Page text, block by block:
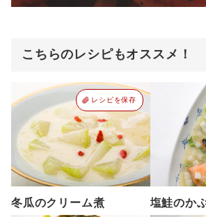
こちらのレシピもオススメ！
レシピを保存
冬瓜のクリーム煮 塩鮭のか